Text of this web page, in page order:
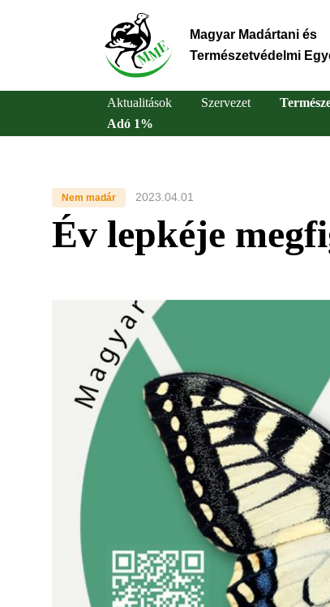
Magyar Madártani és
Természetvédelmi
Main
navigation
Aktualitások Szervezet
Adó 1%
Nem madár 2023.04.01
Év lepkéje